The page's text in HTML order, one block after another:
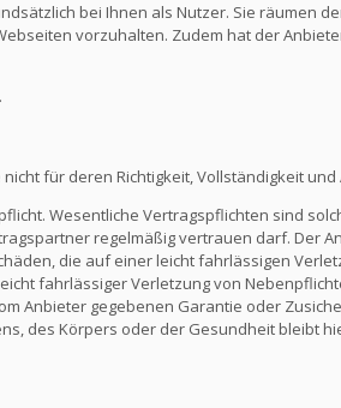
bei Ihnen als Nutzer. Sie räumen
vorzuhalten. Zudem hat der
für deren Richtigkeit, Vollständigkeit und
Wesentliche Vertragspflichten sind
regelmäßig vertrauen darf. Der
die auf einer leicht fahrlässigen
fahrlässiger Verletzung von
Anbieter gegebenen Garantie oder
des Körpers oder der Gesundheit bleibt